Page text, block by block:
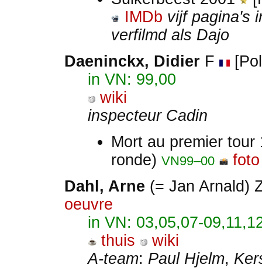
IMDb vijf pagina's
verfilmd als Dajo
Daeninckx, Didier F
in VN: 99,00
wiki
inspecteur Cadin
Mort au premier
ronde) VN99–00
foto
Dahl, Arne (= Jan Arnald)
oeuvre
in VN: 03,05,07-
thuis
wiki
A-team: Paul Hjelm,